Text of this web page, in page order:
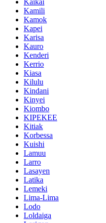
Kamili
Kamok
Kapei
Karisa
Kauro
Kenderi
Kerrio
Kiasa
Kilulu
Kindani
Kinyei
Kiombo
KIPEKEE
Kitiak
Korbessa
Kuishi
Lamuu
Larro
Lasayen
Latika
Lemeki
Lima-Lima
Lodo
Loldaiga